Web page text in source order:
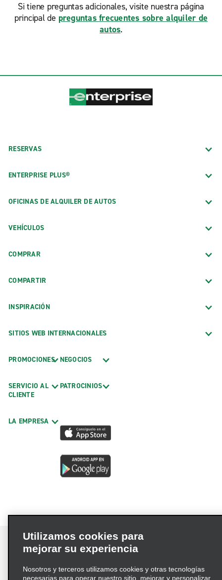
Si tiene preguntas adicionales, visite nuestra página
principal de preguntas frecuentes sobre alquiler de
autos.
RESERVAS
ENTERPRISE PLUS®
OFICINAS DE ALQUILER DE AUTOS
VEHÍCULOS
COMPRAR
COMPARTIR
INSPIRACIÓN
SITIOS WEB INTERNACIONALES
PROMOCIONES
SERVICIO AL
CLIENTE
LA EMPRESA
NEGOCIOS
PATROCINIOS
Términos de uso Política de privacidad
Utilizamos cookies para
mejorar su experiencia
Nosotros y terceros utilizamos cookies y otras tecnologías
necesarias para operar nuestro sitio, mejorar y personalizar